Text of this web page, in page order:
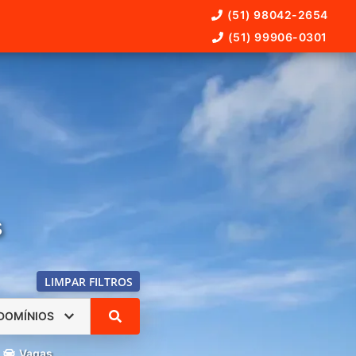
(51) 98042-2654
(51) 99906-0301
LIMPAR FILTROS
Vagas